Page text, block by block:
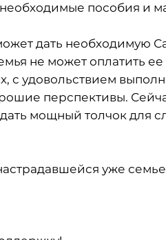
пособия и
дать необходимую
не может оплатить ее
с удовольствием
перспективы.
мощный толчок для
уже